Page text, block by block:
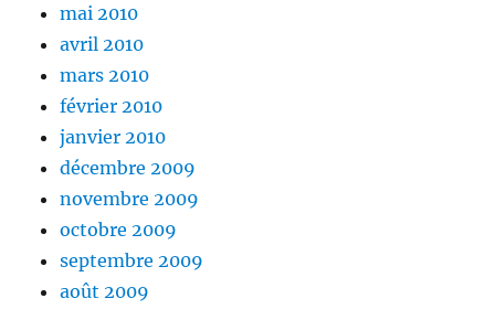
mai 2010
avril 2010
mars 2010
février 2010
janvier 2010
décembre 2009
novembre 2009
octobre 2009
septembre 2009
août 2009